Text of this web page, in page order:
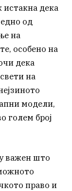
истакна дека
од
на
особено на
дека
на
модели,
голем број
важен што
право и